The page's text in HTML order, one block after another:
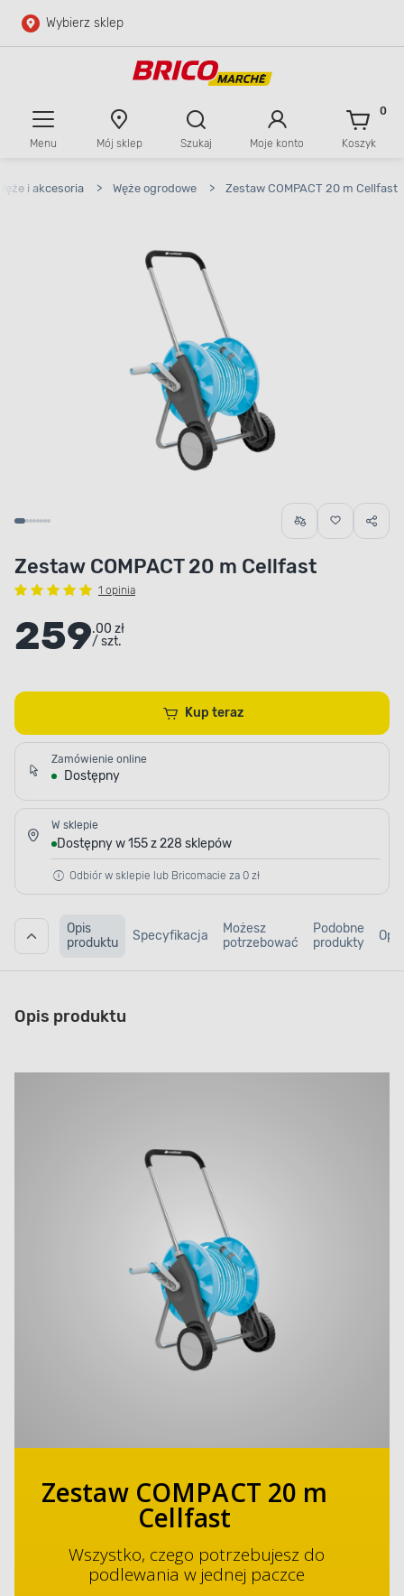
Przejdź do głównej zawartości
Wybierz sklep
Menu Mój sklep Szukaj Moje konto Koszyk
0
i akcesoria > Węże ogrodowe > Zestaw COMPACT 20 m Cellfast
Zestaw COMPACT 20 m Cellfast
1 opinia
259.00 zł
/ szt.
Kup teraz
Zamówienie online
Dostępny
W sklepie
Dostępny w 155 z 228 sklepów
Odbiór w sklepie lub Bricomacie za 0 zł
Opis
produktu
Specyfikacja
Możesz
potrzebować
Podobne
produkty
Opis produktu
Zestaw COMPACT 20 m
Cellfast
Wszystko, czego potrzebujesz do
podlewania w jednej paczce